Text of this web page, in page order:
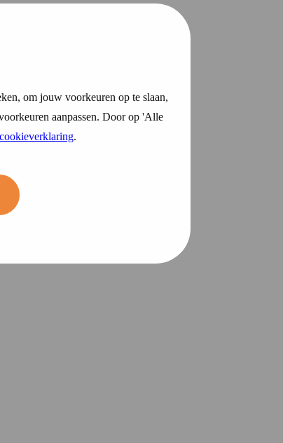
om jouw voorkeuren op te slaan,
aanpassen. Door op 'Alle
cookieverklaring.